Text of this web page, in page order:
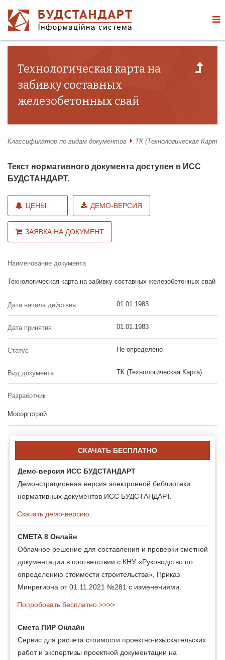
Технологическая карта на
забивку составных
железобетонных свай
Классификатор по видам документов ТК (Технологическая Карта)
Текст нормативного документа доступен в ИСС
БУДСТАНДАРТ.
ЦЕНЫ ДЕМО-ВЕРСИЯ
ЗАЯВКА НА ДОКУМЕНТ
Наименование документа
Технологическая карта на забивку составных железобетонных свай
Дата начала действия 01.01.1983
Дата принятия 01.01.1983
Статус Не определено
Вид документа ТК (Технологическая Карта)
Разработчик
Мосоргстрой
СКАЧАТЬ БЕСПЛАТНО
Демо-версия ИСС БУДСТАНДАРТ
Демонстрационная версия электронной библиотеки
нормативных документов ИСС БУДСТАНДАРТ.
Скачать демо-версию
СМЕТА 8 Онлайн
Облачное решение для составления и проверки сметной
документации в соответствии с КНУ «Руководство по
определению стоимости строительства», Приказ
Минрегиона от 01.11.2021 №281 с изменениями.
Попробовать бесплатно >>>>
Смета ПИР Онлайн
Сервис для расчета стоимости проектно-изыскательских
работ и экспертизы проектной документации на